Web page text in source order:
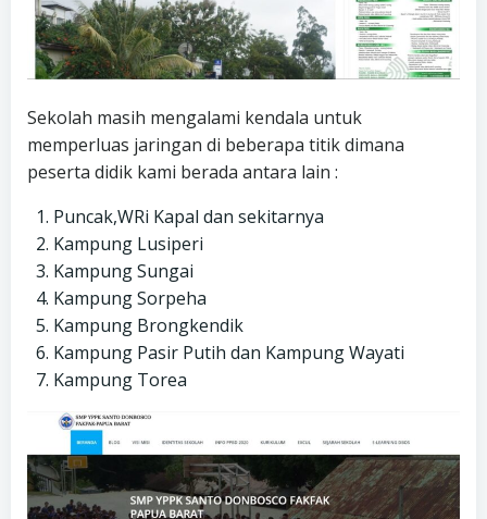
Sekolah masih mengalami kendala untuk
memperluas jaringan di beberapa titik dimana
peserta didik kami berada antara lain :
Puncak,WRi Kapal dan sekitarnya
Kampung Lusiperi
Kampung Sungai
Kampung Sorpeha
Kampung Brongkendik
Kampung Pasir Putih dan Kampung Wayati
Kampung Torea